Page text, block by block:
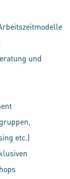
und
etc.)